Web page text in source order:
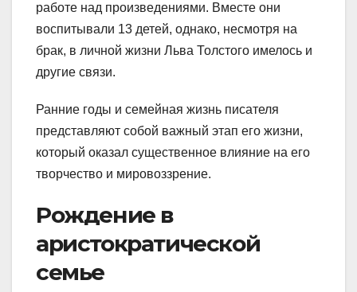
работе над произведениями. Вместе они
воспитывали 13 детей, однако, несмотря на
брак, в личной жизни Льва Толстого имелось и
другие связи.
Ранние годы и семейная жизнь писателя
представляют собой важный этап его жизни,
который оказал существенное влияние на его
творчество и мировоззрение.
Рождение в
аристократической
семье